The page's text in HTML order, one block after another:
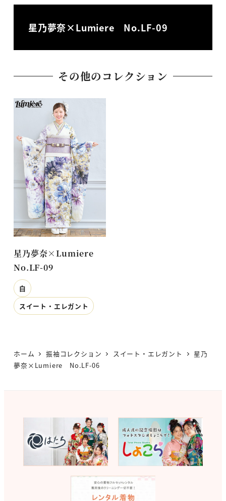
星乃夢奈×Lumiere No.LF-09
その他のコレクション
星乃夢奈×Lumiere
No.LF-09
白
スイート・エレガント
ホーム 振袖コレクション スイート・エレガント
星乃
夢奈×Lumiere No.LF-06